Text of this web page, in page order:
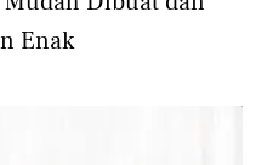
Enak